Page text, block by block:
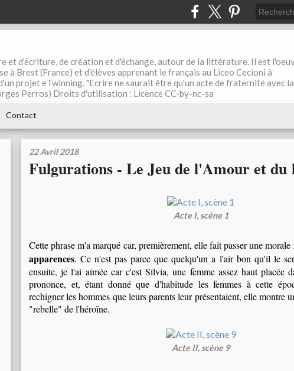
et d'écriture, de création et d'échange, autour de la littérature. Il est
à Brest (France) et d'élèves apprenant le français au Liceo Cecioni à
projet eTwinning. "Ecrire ne saurait être qu'un acte de fraternité avec la
Perros) Droits d'utilisation : Licence CC-by-nc-sa
Contact
22 Avril 2018
Fulgurations - Le Jeu de l'Amour et du
Acte I, scène 1
Cette phrase m'a marqué car, premièrement, elle fait passer une
apparences. Ce n'est pas parce que quelqu'un a l'air bon qu'il le
ensuite, je l'ai aimée car c'est Silvia, une femme assez haut placée
prononce, et, étant donné que d'habitude les femmes à cette
rechigner les hommes que leurs parents leur présentaient, elle montre
"rebelle" de l'héroïne.
Acte II, scène 9